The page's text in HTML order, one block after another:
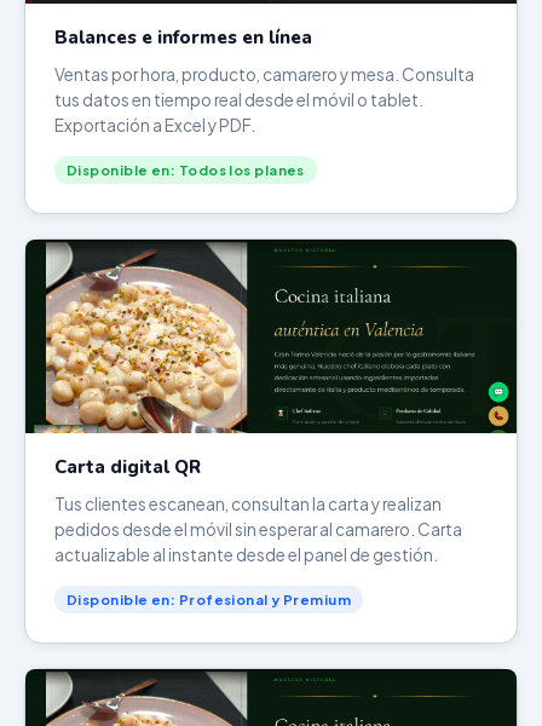
Balances e informes en línea
Ventas por hora, producto, camarero y mesa. Consulta
tus datos en tiempo real desde el móvil o tablet.
Exportación a Excel y PDF.
Disponible en: Todos los planes
Carta digital QR
Tus clientes escanean, consultan la carta y realizan
pedidos desde el móvil sin esperar al camarero. Carta
actualizable al instante desde el panel de gestión.
Disponible en: Profesional y Premium